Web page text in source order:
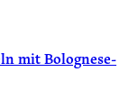
mit Bolognese-